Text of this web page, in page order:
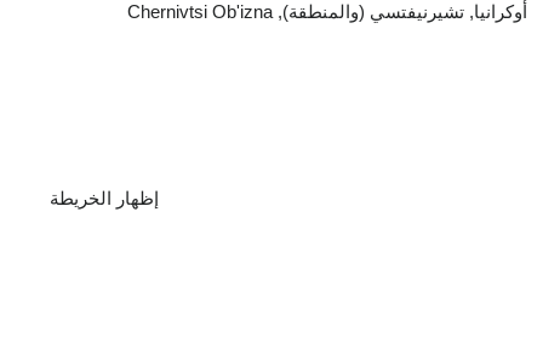
أوكرانيا, تشيرنيفتسي (والمنطقة), Chernivtsi Ob'izna
إظهار الخريطة